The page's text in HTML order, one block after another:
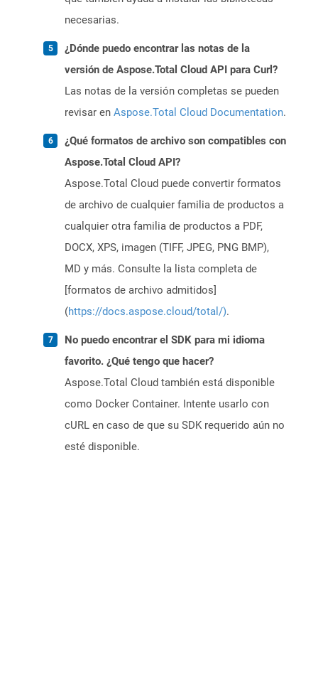
necesarias.
¿Dónde puedo encontrar las notas de la
versión de Aspose.Total Cloud API para Curl?
Las notas de la versión completas se pueden
revisar en Aspose.Total Cloud Documentation.
¿Qué formatos de archivo son compatibles con
Aspose.Total Cloud API?
Aspose.Total Cloud puede convertir formatos
de archivo de cualquier familia de productos a
cualquier otra familia de productos a PDF,
DOCX, XPS, imagen (TIFF, JPEG, PNG BMP),
MD y más. Consulte la lista completa de
[formatos de archivo admitidos]
(https://docs.aspose.cloud/total/).
No puedo encontrar el SDK para mi idioma
favorito. ¿Qué tengo que hacer?
Aspose.Total Cloud también está disponible
como Docker Container. Intente usarlo con
cURL en caso de que su SDK requerido aún no
esté disponible.